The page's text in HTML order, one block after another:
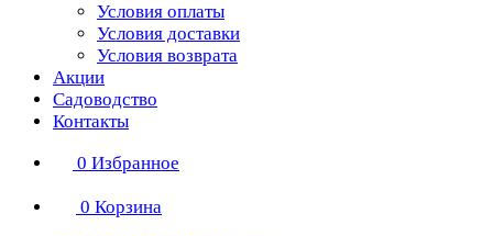
Условия оплаты
Условия доставки
Условия возврата
Акции
Садоводство
Контакты
0 Избранное
0 Корзина